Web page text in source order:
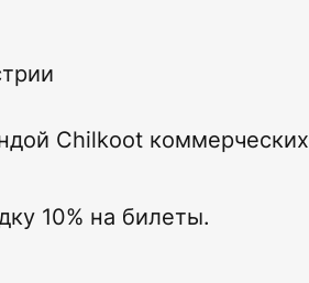
Chilkoot коммерческих
10% на билеты.